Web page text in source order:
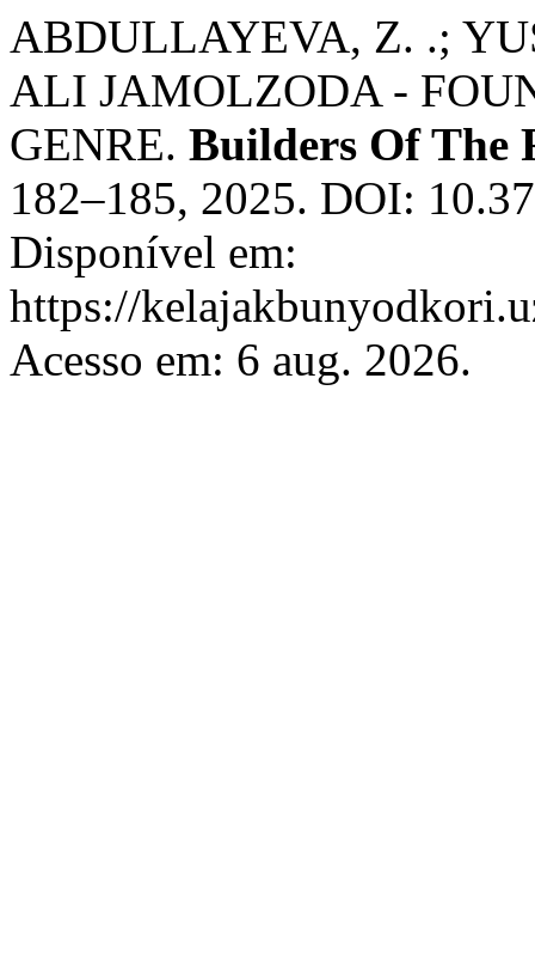
ABDULLAYEVA, Z. .;
ALI JAMOLZODA -
GENRE. Builders Of The
182–185, 2025. DOI:
Disponível em:
https://
Acesso em: 6 aug. 2026.